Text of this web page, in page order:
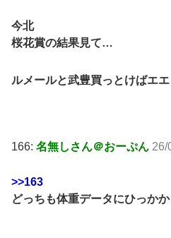
今北
桜花賞の結果見て…
ルメールと武豊買っとけばエ
166: 名無しさん＠おーぷん 26/
>>163
どっちも体重データにひっか